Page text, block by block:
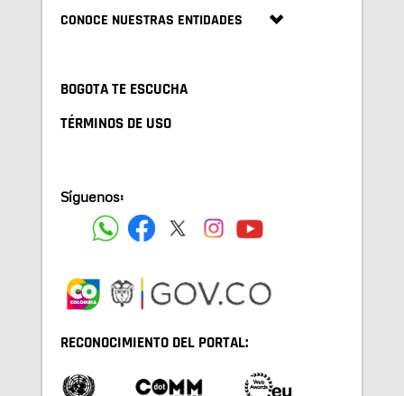
CONOCE NUESTRAS ENTIDADES
BOGOTA TE ESCUCHA
TÉRMINOS DE USO
Síguenos:
RECONOCIMIENTO DEL PORTAL: